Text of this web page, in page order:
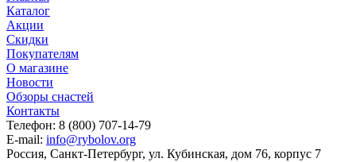
Каталог
Акции
Скидки
Покупателям
О магазине
Новости
Обзоры снастей
Контакты
Телефон: 8 (800) 707-14-79
E-mail: info@rybolov.org
Россия, Санкт-Петербург, ул. Кубинская, дом 76, корпус 7